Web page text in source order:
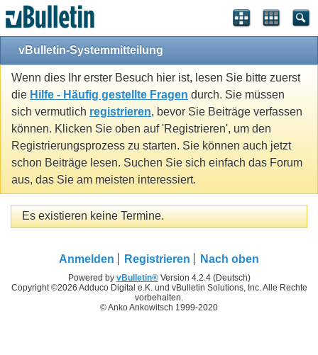
vBulletin-Systemmitteilung
Wenn dies Ihr erster Besuch hier ist, lesen Sie bitte zuerst
die Hilfe - Häufig gestellte Fragen durch. Sie müssen
sich vermutlich registrieren, bevor Sie Beiträge verfassen
können. Klicken Sie oben auf 'Registrieren', um den
Registrierungsprozess zu starten. Sie können auch jetzt
schon Beiträge lesen. Suchen Sie sich einfach das Forum
aus, das Sie am meisten interessiert.
Es existieren keine Termine.
Anmelden Registrieren Nach oben
Powered by vBulletin®Version 4.2.4 (Deutsch)
Copyright ©2026 Adduco Digital e.K. und vBulletin Solutions, Inc. Alle Rechte
vorbehalten.
© Anko Ankowitsch 1999-2020